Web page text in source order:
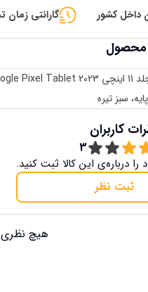
داخل کشور گارانتی زمان
سبز تیره
کاربران
3
درباره‌ی این کالا ثبت کنید.
ثبت نظر
هیچ نظری